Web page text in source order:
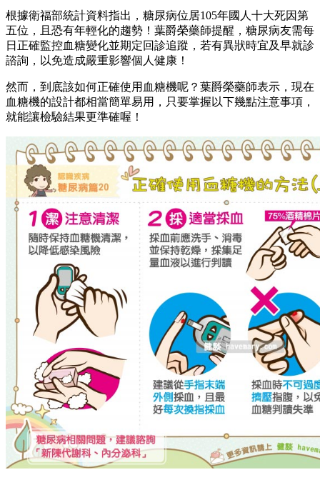
根據衛福部統計資料指出，糖尿病位居105年國人十大死因第
五位，且恐有年輕化的趨勢！葉爵榮藥師提醒，糖尿病友需每
日正確監控血糖變化並期定回診追蹤，若有異狀時宜及早就診
諮詢，以免造成嚴重影響個人健康！
然而，到底該如何正確使用血糖機呢？葉爵榮藥師表示，現在
血糖機的設計都相當簡單易用，只要掌握以下幾點注意事項，
就能讓檢驗結果更準確喔！